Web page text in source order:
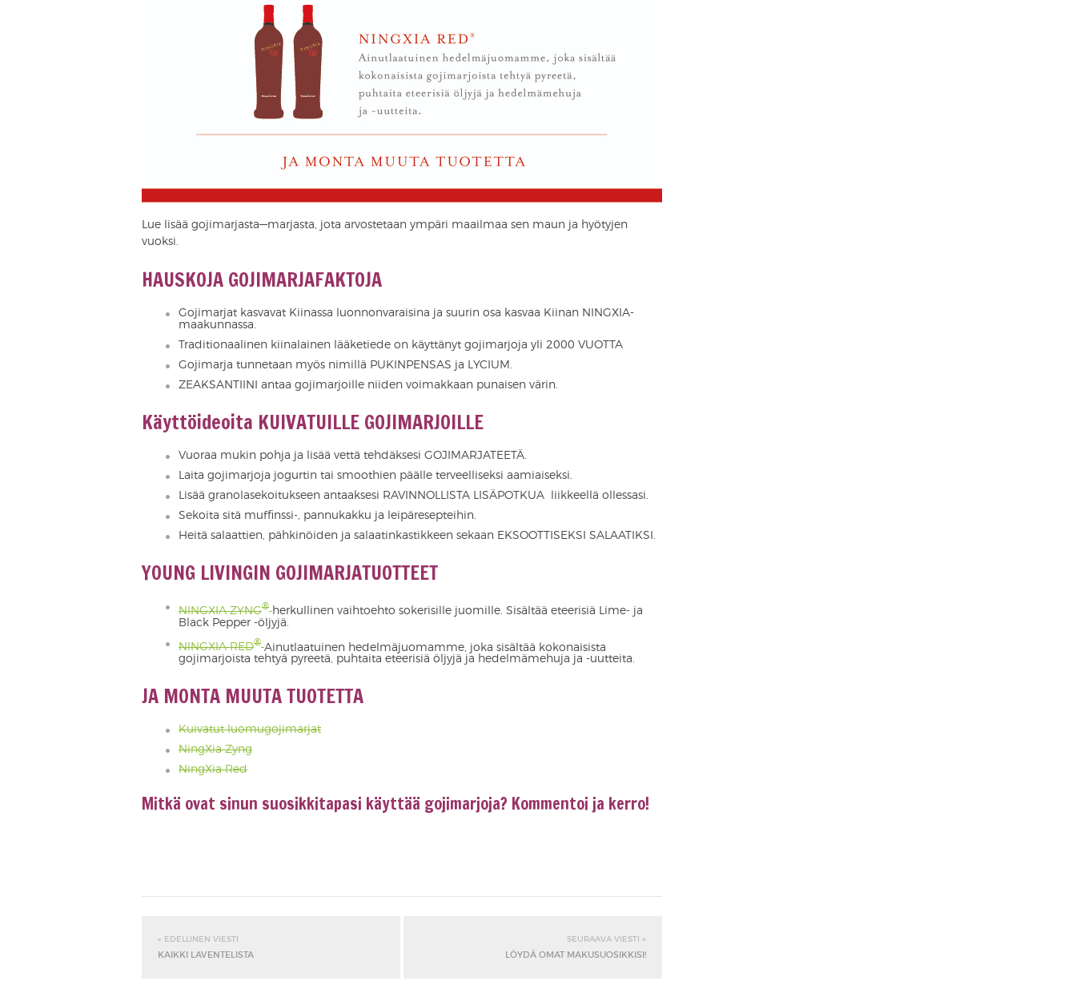
Lue lisää gojimarjasta—marjasta, jota arvostetaan ympäri maailmaa sen maun ja hyötyjen
vuoksi.
HAUSKOJA GOJIMARJAFAKTOJA
Gojimarjat kasvavat Kiinassa luonnonvaraisina ja suurin osa kasvaa Kiinan NINGXIA-
maakunnassa.
Traditionaalinen kiinalainen lääketiede on käyttänyt gojimarjoja yli 2000 VUOTTA
Gojimarja tunnetaan myös nimillä PUKINPENSAS ja LYCIUM.
ZEAKSANTIINI antaa gojimarjoille niiden voimakkaan punaisen värin.
Käyttöideoita KUIVATUILLE GOJIMARJOILLE
Vuoraa mukin pohja ja lisää vettä tehdäksesi GOJIMARJATEETÄ.
Laita gojimarjoja jogurtin tai smoothien päälle terveelliseksi aamiaiseksi.
Lisää granolasekoitukseen antaaksesi RAVINNOLLISTA LISÄPOTKUA liikkeellä ollessasi.
Sekoita sitä muffinssi-, pannukakku ja leipäresepteihin.
Heitä salaattien, pähkinöiden ja salaatinkastikkeen sekaan EKSOOTTISEKSI SALAATIKSI.
YOUNG LIVINGIN GOJIMARJATUOTTEET
NINGXIA ZYNG® herkullinen vaihtoehto sokerisille juomille. Sisältää eteerisiä Lime- ja
Black Pepper -öljyjä.
NINGXIA RED® Ainutlaatuinen hedelmäjuomamme, joka sisältää kokonaisista
gojimarjoista tehtyä pyreetä, puhtaita eteerisiä öljyjä ja hedelmämehuja ja -uutteita.
JA MONTA MUUTA TUOTETTA
Kuivatut luomugojimarjat
NingXia Zyng
NingXia Red
Mitkä ovat sinun suosikkitapasi käyttää gojimarjoja? Kommentoi ja kerro!
« EDELLINEN VIESTI
KAIKKI LAVENTELISTA
SEURAAVA VIESTI »
LÖYDÄ OMAT MAKUSUOSIKKISI!